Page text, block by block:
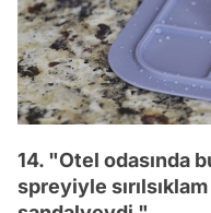
14. "Otel odasında
spreyiyle